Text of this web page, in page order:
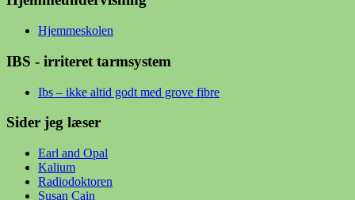
Hjemmeskolen
IBS - irriteret tarmsystem
Ibs – ikke altid godt med grove fibre
Sider jeg læser
Earl and Opal
Kalium
Radiodoktoren
Susan Cain